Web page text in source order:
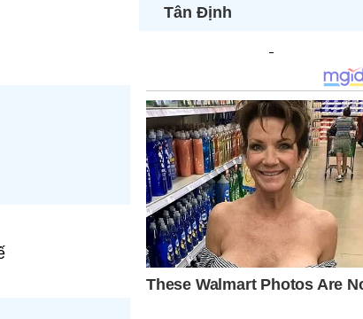
Tân Định